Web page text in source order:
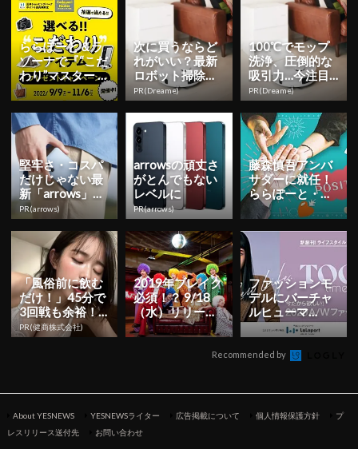
ららぽーと＆ラ
ゾーナで『“こだ
わり”マスター こ
だわる大人のモ
ノ選定。』が9
月9...
次に買うならど
れがいい？最新
ロボット掃除機
はこんなに進化
した
PR(Dreame)
100℃でモップ
洗浄、圧倒的な
吸引力…今注目
のロボット掃除
機
PR(Dreame)
堅牢さ・コスパ
だけじゃない最
新「arrows」事
情
PR(arrows)
arrowsの頑丈さ
がとんでもない
レベルに
PR(arrows)
藤森慎吾アンバ
サダーに就任！
ららぽーと・ラ
ゾーナで『POSI
TIVE FESTI...
「風俗前に飲む
だけ！」45分で
3回戦も余裕！9
80円で朝まで絶
好調
PR(健商株式会社)
2019年ブレイク
必須！？ 9/18
（水）リリース
甘党男子『ハニ
ートースト』
ファッションモ
デルにバーチャ
ルヒューマ
ン！？ららぽー
と愛知東郷のデ
ジタルブック
Recommended by
About YESNEWS YESNEWSライター 広告掲載について 個人情報保護方針
プ
レスリリース送付先
お問い合わせ